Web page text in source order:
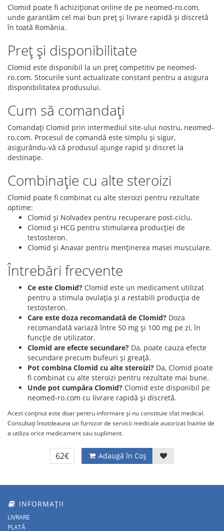
Clomid poate fi achiziționat online de pe neomed-ro.com,
unde garantăm cel mai bun preț și livrare rapidă și discretă
în toată România.
Preț și disponibilitate
Clomid este disponibil la un preț competitiv pe neomed-
ro.com. Stocurile sunt actualizate constant pentru a asigura
disponibilitatea produsului.
Cum să comandați
Comandați Clomid prin intermediul site-ului nostru, neomed-
ro.com. Procesul de comandă este simplu și sigur,
asigurându-vă că produsul ajunge rapid și discret la
destinație.
Combinație cu alte steroizi
Clomid poate fi combinat cu alte steroizi pentru rezultate
optime:
Clomid și Nolvadex pentru recuperare post-ciclu.
Clomid și HCG pentru stimularea producției de
testosteron.
Clomid și Anavar pentru menținerea masei musculare.
Întrebări frecvente
Ce este Clomid? Clomid este un medicament utilizat
pentru a stimula ovulația și a restabili producția de
testosteron.
Care este doza recomandată de Clomid? Doza
recomandată variază între 50 mg și 100 mg pe zi, în
funcție de utilizator.
Clomid are efecte secundare? Da, poate cauza efecte
secundare precum bufeuri și greață.
Pot combina Clomid cu alte steroizi? Da, Clomid poate
fi combinat cu alte steroizi pentru rezultate mai bune.
Unde pot cumpăra Clomid? Clomid este disponibil pe
neomed-ro.com cu livrare rapidă și discretă.
Acest conținut este doar pentru informare și nu constituie sfat medical.
Consultați întotdeauna un furnizor de servicii medicale autorizat înainte de
a utiliza orice medicament sau supliment.
62€ Adaugă în Coş
INFORMAȚII
LIVRARE
PLATĂ